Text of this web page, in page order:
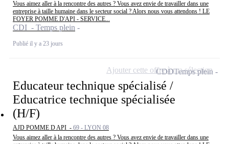
Vous aimez aller à la rencontre des autres ? Vous avez envie de travailler dans une
entreprise à taille humaine dans le secteur social ? Alors nous vous attendons ! LE
FOYER POMME D'API - SERVICE...
CDI - Temps plein
Publié il y a 23 jours
Educateur technique spécialisé /
Educatrice technique spécialisée
(H/F)
AJD POMME D API - 69 - LYON 08
Vous aimez aller à la rencontre des autres ? Vous avez envie de travailler dans une
CDDTemps plein
Ajouter cette offre à ma sélection